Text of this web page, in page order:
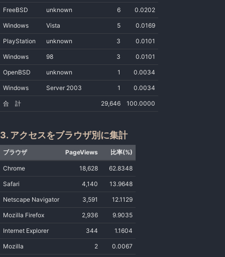
FreeBSD unknown 6 0.0202
Windows Vista 5 0.0169
PlayStation unknown 3 0.0101
Windows 98 3 0.0101
OpenBSD unknown 1 0.0034
Windows Server 2003 1 0.0034
合 計 29,646 100.0000
3. アクセスをブラウザ別に集計
ブラウザ PageViews 比率(%)
Chrome 18,628 62.8348
Safari 4,140 13.9648
Netscape Navigator 3,591 12.1129
Mozilla Firefox 2,936 9.9035
Internet Explorer 344 1.1604
Mozilla 2 0.0067